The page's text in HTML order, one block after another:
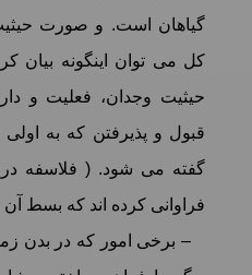
گیاهان است. و صورت
کل می توان اینگونه بیان
حیثیت وجدان، فعلیت و
قبول و پذیرفتن که به
گفته می شود. ( فلاسفه
فراوانی کرده اند که بسط آن
– برخی امور که در بدن